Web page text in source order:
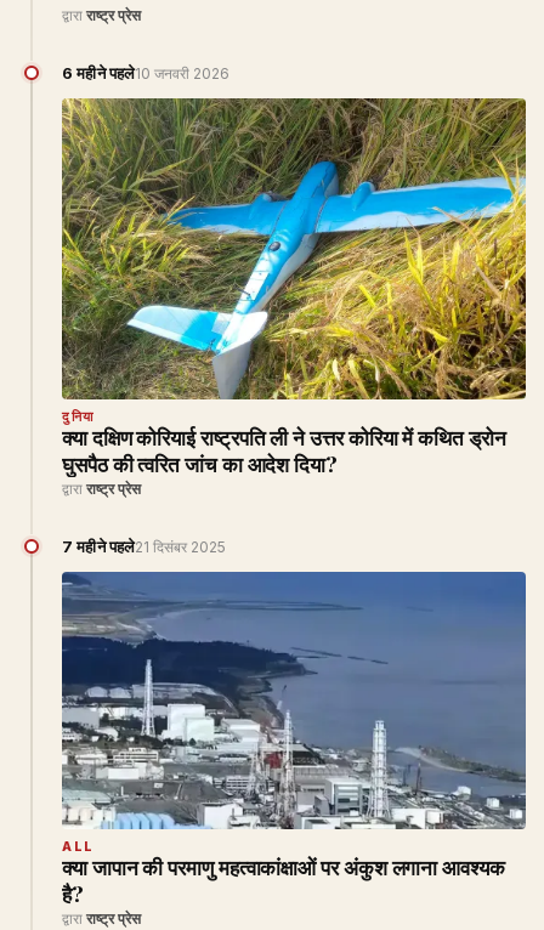
द्वारा राष्ट्र प्रेस
6 महीने पहले10 जनवरी 2026
दुनिया
क्या दक्षिण कोरियाई राष्ट्रपति ली ने उत्तर कोरिया में कथित ड्रोन
घुसपैठ की त्वरित जांच का आदेश दिया?
द्वारा राष्ट्र प्रेस
7 महीने पहले21 दिसंबर 2025
ALL
क्या जापान की परमाणु महत्वाकांक्षाओं पर अंकुश लगाना आवश्यक
है?
द्वारा राष्ट्र प्रेस